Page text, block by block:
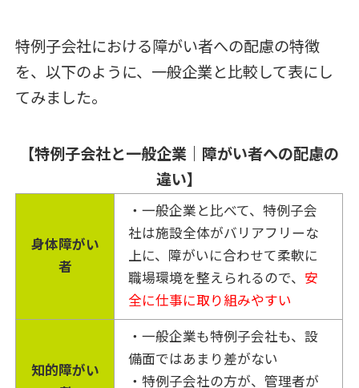
特例子会社における障がい者への配慮の特徴
を、以下のように、一般企業と比較して表にし
てみました。
【特例子会社と一般企業｜障がい者への配慮の
違い】
身体障がい
者
・一般企業と比べて、特例子会
社は施設全体がバリアフリーな
上に、障がいに合わせて柔軟に
職場環境を整えられるので、 安
全に仕事に取り組みやすい
知的障がい
・一般企業も特例子会社も、設
備面ではあまり差がない
・特例子会社の方が、管理者が